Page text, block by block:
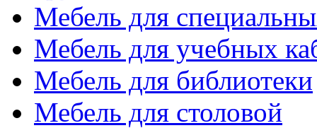
Мебель для
Мебель для учебных
Мебель для библиотеки
Мебель для столовой